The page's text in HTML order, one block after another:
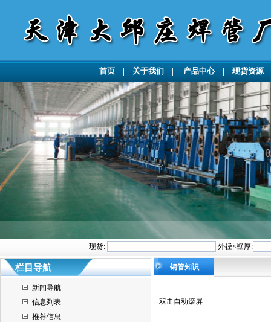
首页| 关于我们 | 产品中心| 现货资源
现货: 外径×壁厚:
栏目导航
新闻导航
信息列表
推荐信息
钢管知识
双击自动滚屏